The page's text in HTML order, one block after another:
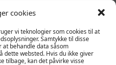
cookies
vi teknologier som cookies til at
Samtykke til disse
behandle data såsom
websted. Hvis du ikke giver
tilbage, kan det påvirke visse